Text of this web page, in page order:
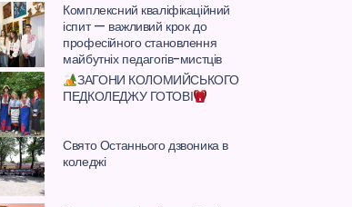
Комплексний кваліфікаційний
іспит — важливий крок до
професійного становлення
майбутніх педагогів-мистців
ЗАГОНИ КОЛОМИЙСЬКОГО
ПЕДКОЛЕДЖУ ГОТОВІ
Свято Останнього дзвоника в
коледжі